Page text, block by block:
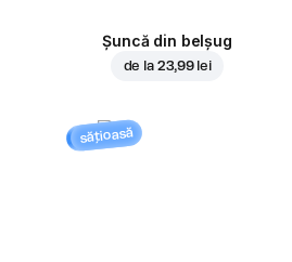
Șuncă din belșug
de la 23,99 lei
sățioasă